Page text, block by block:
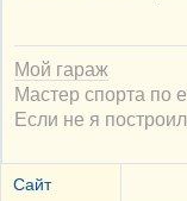
Мой гараж
Мастер спорта по
Если не я
Сайт